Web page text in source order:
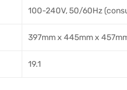
100-240V, 50/60Hz
397mm x 445mm x
19.1